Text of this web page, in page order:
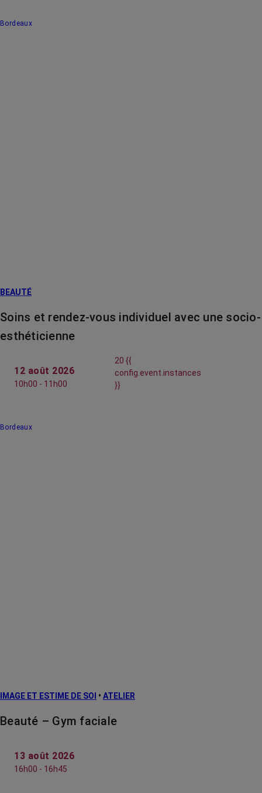
Bordeaux
BEAUTÉ
Soins et rendez-vous individuel avec une socio-
esthéticienne
12 août 2026
10h00 - 11h00
20 {{
config.event.instances
}}
Bordeaux
IMAGE ET ESTIME DE SOI • ATELIER
Beauté – Gym faciale
13 août 2026
16h00 - 16h45